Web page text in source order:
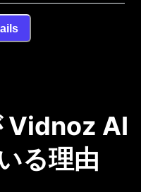
Vidnoz AI
る理由